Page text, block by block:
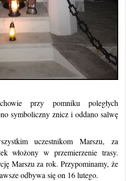
przy pomniku poległych
symboliczny znicz i oddano salwę
uczestnikom Marszu, za
włożony w przemierzenie trasy.
Marszu za rok. Przypominamy, że
odbywa się on 16 lutego.